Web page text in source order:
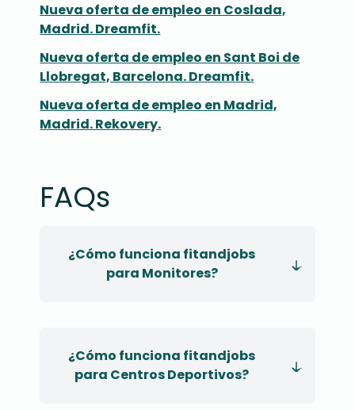
Nueva oferta de empleo en Coslada,
Madrid. Dreamfit.
Nueva oferta de empleo en Sant Boi de
Llobregat, Barcelona. Dreamfit.
Nueva oferta de empleo en Madrid,
Madrid. Rekovery.
FAQs
¿Cómo funciona fitandjobs
para Monitores?
¿Cómo funciona fitandjobs
para Centros Deportivos?